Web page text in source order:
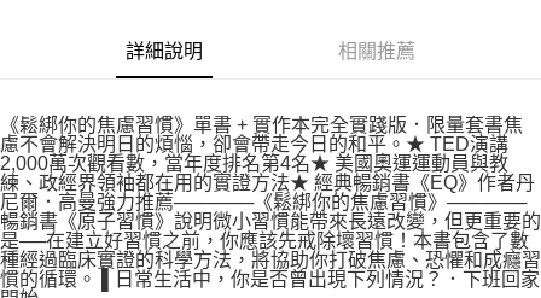
詳細說明 相關推薦
《鬆綁你的焦慮習慣》單書 + 實作本完全實踐版．限量套書焦
慮不會解決明日的煩惱，卻會帶走今日的和平。★ TED演講
2,000萬次觀看數，當年度排名第4名★ 美國奧運運動員與教
練、政經界領袖都在用的實證方法★ 經典暢銷書《EQ》作者丹
尼爾．高曼強力推薦──────《鬆綁你的焦慮習慣》──────
暢銷書《原子習慣》說明微小習慣能帶來長遠改變，但更重要的
是──在建立好習慣之前，你應該先戒除壞習慣！本書包含了數
種經過臨床實證的科學方法，將協助你打破焦慮、恐懼和成癮習
慣的循環。 ▌日常生活中，你是否曾出現下列情況？．下班回家